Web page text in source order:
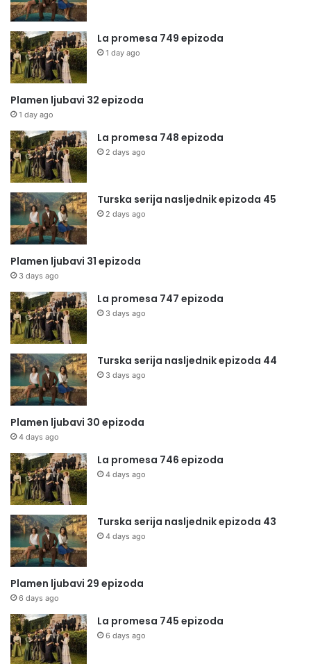
La promesa 749 epizoda
1 day ago
Plamen ljubavi 32 epizoda
1 day ago
La promesa 748 epizoda
2 days ago
Turska serija nasljednik epizoda 45
2 days ago
Plamen ljubavi 31 epizoda
3 days ago
La promesa 747 epizoda
3 days ago
Turska serija nasljednik epizoda 44
3 days ago
Plamen ljubavi 30 epizoda
4 days ago
La promesa 746 epizoda
4 days ago
Turska serija nasljednik epizoda 43
4 days ago
Plamen ljubavi 29 epizoda
6 days ago
La promesa 745 epizoda
6 days ago